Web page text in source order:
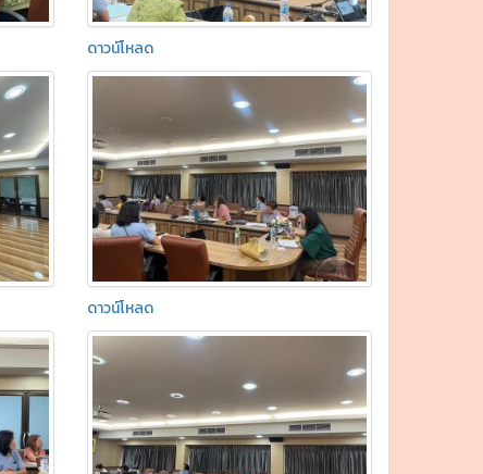
ดาวน์โหลด
ดาวน์โหลด